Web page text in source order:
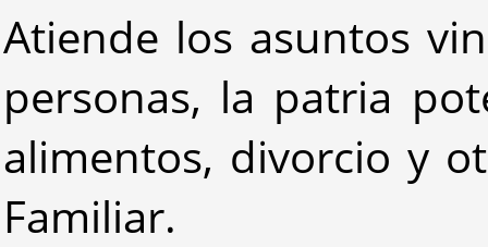
Atiende los asuntos
personas, la patria
alimentos, divorcio y
Familiar.